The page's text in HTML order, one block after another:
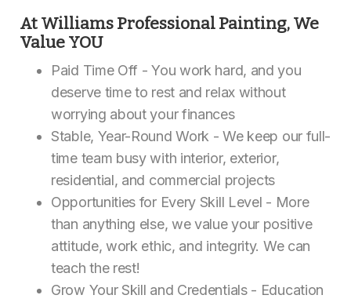
At Williams Professional Painting, We
Value YOU
Paid Time Off - You work hard, and you
deserve time to rest and relax without
worrying about your finances
Stable, Year-Round Work - We keep our full-
time team busy with interior, exterior,
residential, and commercial projects
Opportunities for Every Skill Level - More
than anything else, we value your positive
attitude, work ethic, and integrity. We can
teach the rest!
Grow Your Skill and Credentials - Education